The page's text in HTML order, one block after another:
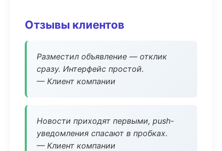
Отзывы клиентов
Разместил объявление — отклик
сразу. Интерфейс простой.
— Клиент компании
Новости приходят первыми, push-
уведомления спасают в пробках.
— Клиент компании